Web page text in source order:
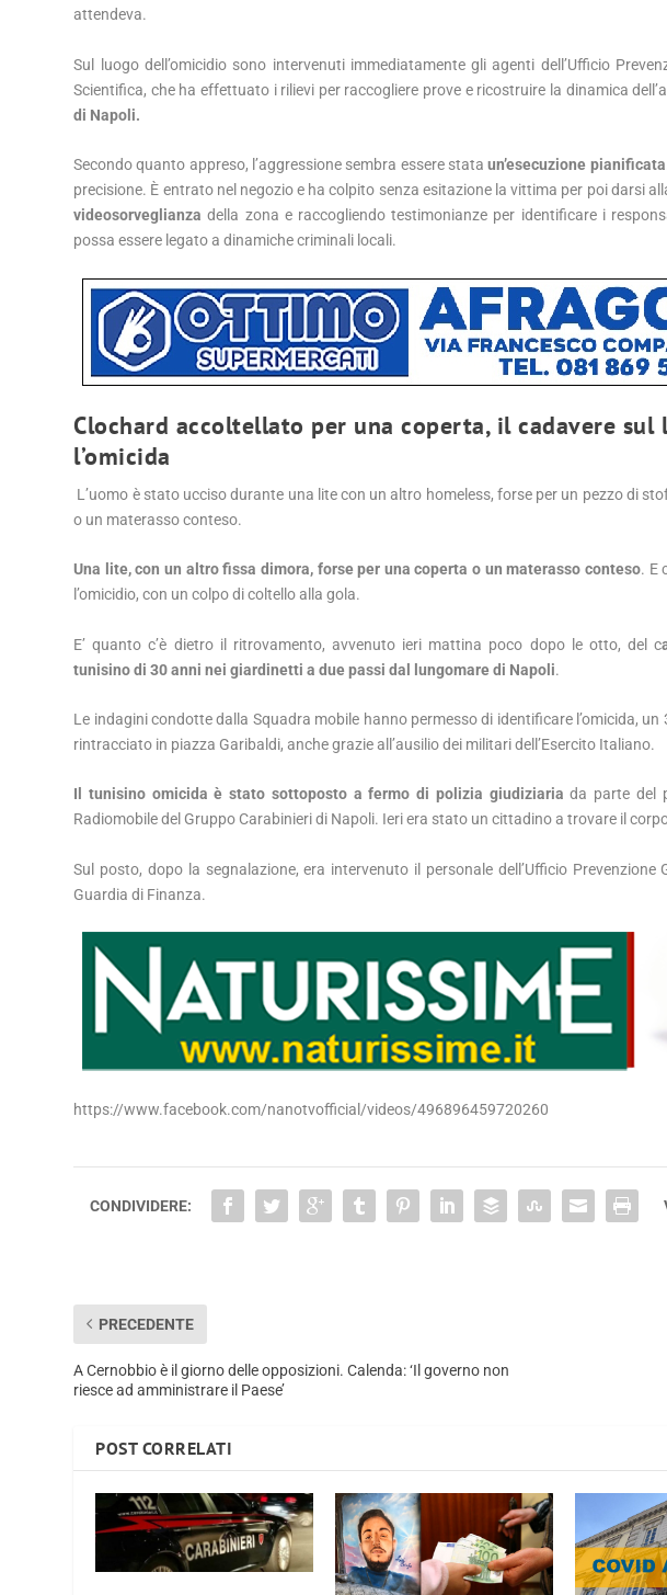
attendeva.
Sul luogo dell’omicidio sono intervenuti immediatamente gli agenti dell’Ufficio
Scientifica, che ha effettuato i rilievi per raccogliere prove e ricostruire la dinamica
di Napoli.
Secondo quanto appreso, l’aggressione sembra essere stataun’esecuzione pianificata
precisione. È entrato nel negozio e ha colpito senza esitazione la vittima per poi darsi
videosorveglianza della zona e raccogliendo testimonianze per identificare i
possa essere legato a dinamiche criminali locali.
Clochard accoltellato per una coperta, il cadavere
l’omicida
L’uomo è stato ucciso durante una lite con un altro homeless, forse per un pezzo di
o un materasso conteso.
Una lite, con un altro fissa dimora, forse per una coperta o un materasso conteso. E
l’omicidio, con un colpo di coltello alla gola.
E’ quanto c’è dietro il ritrovamento, avvenuto ieri mattina poco dopo le otto, del c
tunisino di 30 anni nei giardinetti a due passi dal lungomare di Napoli.
Le indagini condotte dalla Squadra mobile hanno permesso di identificare l’omicida,
rintracciato in piazza Garibaldi, anche grazie all’ausilio dei militari dell’Esercito Italiano.
Il tunisino omicida è stato sottoposto a fermo di polizia giudiziaria da parte del
Radiomobile del Gruppo Carabinieri di Napoli. Ieri era stato un cittadino a trovare il
Sul posto, dopo la segnalazione, era intervenuto il personale dell’Ufficio Prevenzione
Guardia di Finanza.
https://www.facebook.com/nanotvofficial/videos/496896459720260
CONDIVIDERE:
PRECEDENTE
A Cernobbio è il giorno delle opposizioni. Calenda: ‘Il governo non
riesce ad amministrare il Paese’
POST CORRELATI